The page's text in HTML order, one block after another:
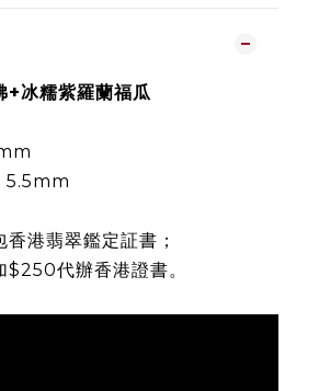
冰糯紫羅蘭福瓜
5.5mm
港翡翠鑑定証書；
代辦香港證書。